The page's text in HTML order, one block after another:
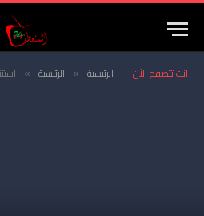
انت تتصفح الأن الرئيسية » الرئيسية »